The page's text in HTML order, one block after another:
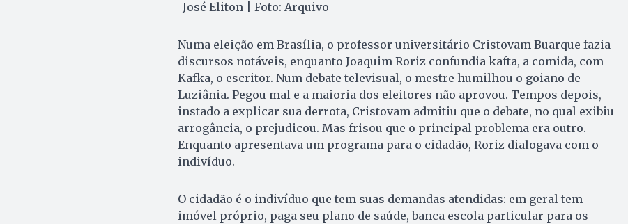
José Eliton | Foto: Arquivo
Numa eleição em Brasília, o professor universitário Cristo­vam Buarque fazia
discursos no­tá­veis, enquanto Joaquim Roriz con­fundia kafta, a comida, com
Ka­fka, o escritor. Num debate te­levisual, o mestre humilhou o goi­ano de
Luziânia. Pegou mal e a maioria dos eleitores não aprovou. Tempos depois,
instado a ex­plicar sua derrota, Cristovam ad­mitiu que o debate, no qual exi­biu
arrogância, o prejudicou. Mas frisou que o principal problema era outro.
Enquanto apresentava um programa para o cidadão, Roriz dialogava com o
indivíduo.
O cidadão é o indivíduo que tem suas demandas atendidas: em geral tem
imóvel próprio, pa­ga seu plano de saúde, banca es­cola particular para os